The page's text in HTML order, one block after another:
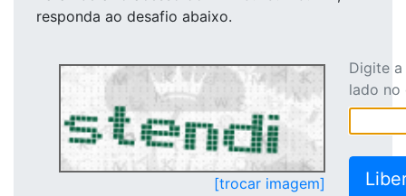
responda ao desafio abaixo.
[trocar imagem]
Digite
lado no